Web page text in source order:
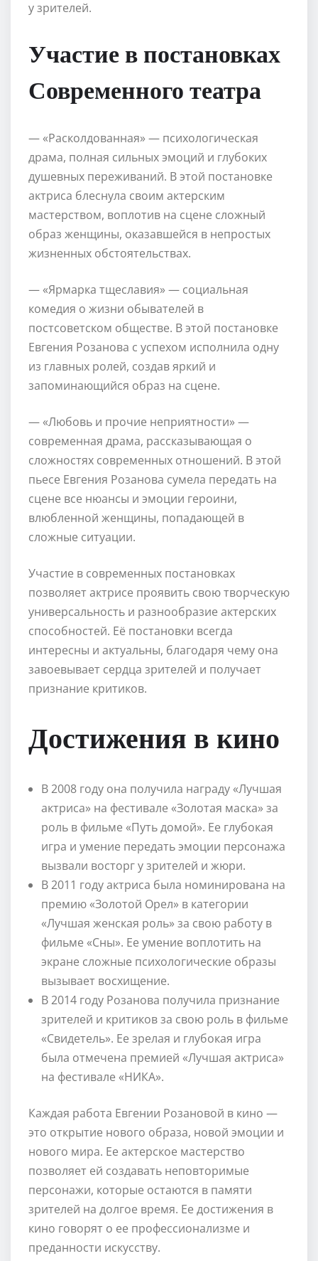
у зрителей.
Участие в постановках
Современного театра
— «Расколдованная» — психологическая
драма, полная сильных эмоций и глубоких
душевных переживаний. В этой постановке
актриса блеснула своим актерским
мастерством, воплотив на сцене сложный
образ женщины, оказавшейся в непростых
жизненных обстоятельствах.
— «Ярмарка тщеславия» — социальная
комедия о жизни обывателей в
постсоветском обществе. В этой постановке
Евгения Розанова с успехом исполнила одну
из главных ролей, создав яркий и
запоминающийся образ на сцене.
— «Любовь и прочие неприятности» —
современная драма, рассказывающая о
сложностях современных отношений. В этой
пьесе Евгения Розанова сумела передать на
сцене все нюансы и эмоции героини,
влюбленной женщины, попадающей в
сложные ситуации.
Участие в современных постановках
позволяет актрисе проявить свою творческую
универсальность и разнообразие актерских
способностей. Её постановки всегда
интересны и актуальны, благодаря чему она
завоевывает сердца зрителей и получает
признание критиков.
Достижения в кино
В 2008 году она получила награду «Лучшая
актриса» на фестивале «Золотая маска» за
роль в фильме «Путь домой». Ее глубокая
игра и умение передать эмоции персонажа
вызвали восторг у зрителей и жюри.
В 2011 году актриса была номинирована на
премию «Золотой Орел» в категории
«Лучшая женская роль» за свою работу в
фильме «Сны». Ее умение воплотить на
экране сложные психологические образы
вызывает восхищение.
В 2014 году Розанова получила признание
зрителей и критиков за свою роль в фильме
«Свидетель». Ее зрелая и глубокая игра
была отмечена премией «Лучшая актриса»
на фестивале «НИКА».
Каждая работа Евгении Розановой в кино —
это открытие нового образа, новой эмоции и
нового мира. Ее актерское мастерство
позволяет ей создавать неповторимые
персонажи, которые остаются в памяти
зрителей на долгое время. Ее достижения в
кино говорят о ее профессионализме и
преданности искусству.